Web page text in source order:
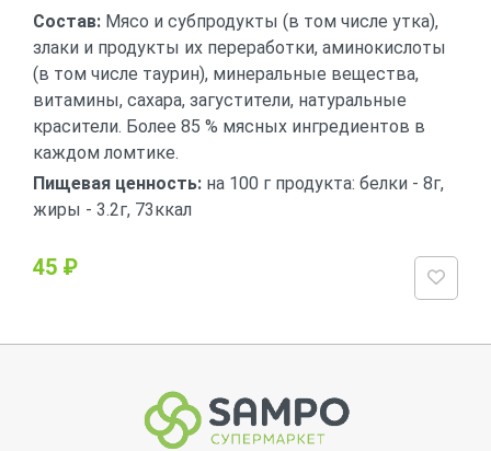
Состав: Мясо и субпродукты (в том числе утка),
злаки и продукты их переработки, аминокислоты
(в том числе таурин), минеральные вещества,
витамины, сахара, загустители, натуральные
красители. Более 85 % мясных ингредиентов в
каждом ломтике.
Пищевая ценность: на 100 г продукта: белки - 8г,
жиры - 3.2г, 73ккал
45 ₽